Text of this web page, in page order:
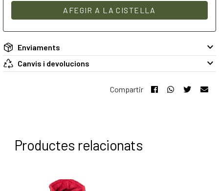
AFEGIR A LA CISTELLA
Enviaments keyboard_arrow_down
Canvis i devolucions keyboard_arrow_down
Compartir
Productes relacionats